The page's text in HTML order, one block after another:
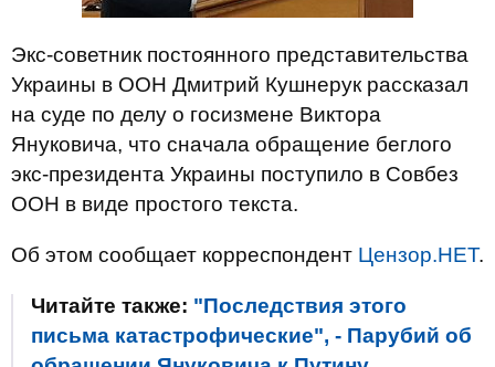
Экс-советник постоянного представительства
Украины в ООН Дмитрий Кушнерук рассказал
на суде по делу о госизмене Виктора
Януковича, что сначала обращение беглого
экс-президента Украины поступило в Совбез
ООН в виде простого текста.
Об этом сообщает корреспондент Цензор.НЕТ.
Читайте также: "Последствия этого
письма катастрофические", - Парубий об